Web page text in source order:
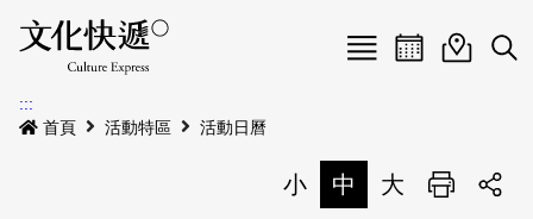
Menu
最新公告
活動日曆活動地圖
展
:::
首頁
活動特區 活動日曆
小 中 大 列印